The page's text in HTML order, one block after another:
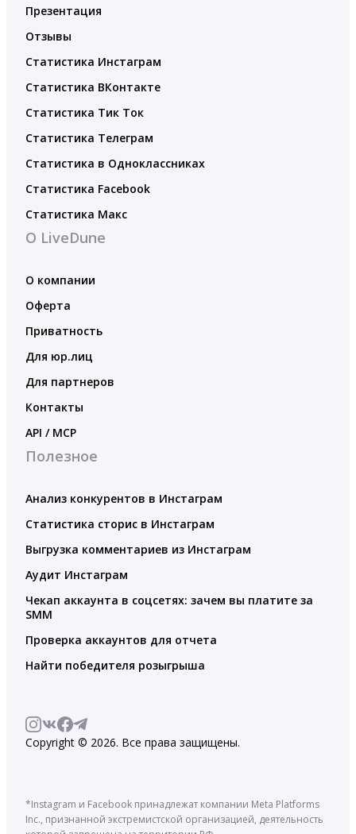
Презентация
Отзывы
Статистика Инстаграм
Статистика ВКонтакте
Статистика Тик Ток
Статистика Телеграм
Статистика в Одноклассниках
Статистика Facebook
Статистика Макс
О LiveDune
О компании
Оферта
Приватность
Для юр.лиц
Для партнеров
Контакты
API / MCP
Полезное
Анализ конкурентов в Инстаграм
Статистика сторис в Инстаграм
Выгрузка комментариев из Инстаграм
Аудит Инстаграм
Чекап аккаунта в соцсетях: зачем вы платите за
SMM
Проверка аккаунтов для отчета
Найти победителя розыгрыша
Copyright © 2026. Все права защищены.
*Instagram и Facebook принадлежат компании Meta Platforms
Inc., признанной экстремистской организацией, деятельность